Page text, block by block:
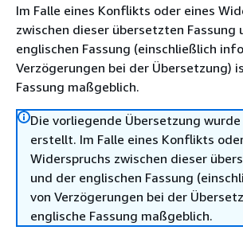
Im Falle eines Konflikts oder eines
zwischen dieser übersetzten Fassung
englischen Fassung (einschließlich
Verzögerungen bei der Übersetzung)
Fassung maßgeblich.
Die vorliegende Übersetzung
erstellt. Im Falle eines Konflikts
Widerspruchs zwischen dieser
und der englischen Fassung
von Verzögerungen bei der
englische Fassung maßgeblich.